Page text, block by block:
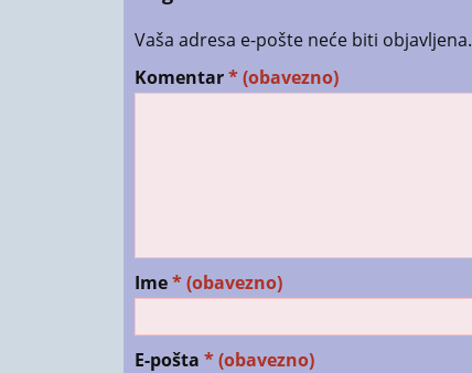
Vaša adresa e-pošte neće biti objavljena.
Komentar* (obavezno)
Ime* (obavezno)
E-pošta * (obavezno)